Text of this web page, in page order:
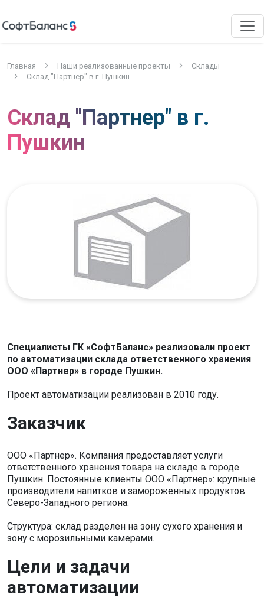
Главная Наши реализованные проекты
Склады
Склад "Партнер" в г. Пушкин
Склад "Партнер" в г.
Пушкин
Специалисты ГК «СофтБаланс» реализовали проект
по автоматизации склада ответственного хранения
ООО «Партнер» в городе Пушкин.
Проект автоматизации реализован в 2010 году.
Заказчик
ООО «Партнер». Компания предоставляет услуги
ответственного хранения товара на складе в городе
Пушкин. Постоянные клиенты ООО «Партнер»: крупные
производители напитков и замороженных продуктов
Северо-Западного региона.
Структура: склад разделен на зону сухого хранения и
зону с морозильными камерами.
Цели и задачи
автоматизации